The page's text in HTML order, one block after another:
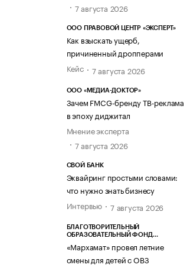
7 августа 2026
ООО ПРАВОВОЙ ЦЕНТР «ЭКСПЕРТ»
Как взыскать ущерб,
причиненный дропперами
Кейс
7 августа 2026
ООО «МЕДИА-ДОКТОР»
Зачем FMCG-бренду ТВ-реклама
в эпоху диджитал
Мнение эксперта
7 августа 2026
СВОЙ БАНК
Эквайринг простыми словами:
что нужно знать бизнесу
Интервью
7 августа 2026
БЛАГОТВОРИТЕЛЬНЫЙ
ОБРАЗОВАТЕЛЬНЫЙ ФОНД
«Мархамат» провел летние
смены для детей с ОВЗ